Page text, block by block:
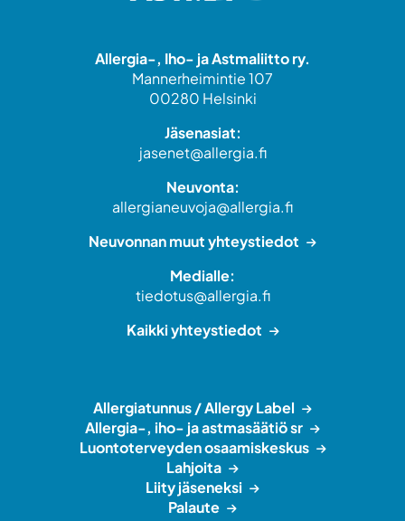
Allergia-, Iho- ja Astmaliitto ry.
Mannerheimintie 107
00280 Helsinki
Jäsenasiat:
jasenet@allergia.fi
Neuvonta:
allergianeuvoja@allergia.fi
Neuvonnan muut yhteystiedot
Medialle:
tiedotus@allergia.fi
Kaikki yhteystiedot
Allergiatunnus / Allergy Label
Allergia-, iho- ja astmasäätiö sr
Luontoterveyden osaamiskeskus
Lahjoita
Liity jäseneksi
Palaute